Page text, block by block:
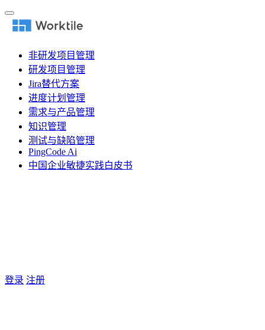
非研发项目管理
研发项目管理
Jira替代方案
进度计划管理
需求与产品管理
知识管理
测试与缺陷管理
PingCode Ai
中国企业敏捷实践白皮书
登录 注册